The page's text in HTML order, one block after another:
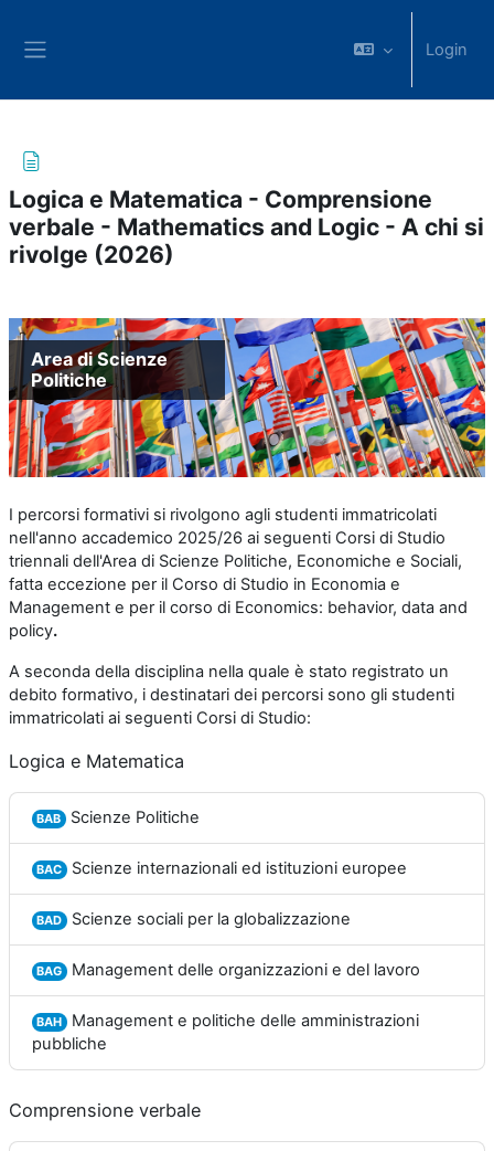
Login
Logica e Matematica - Comprensione
verbale - Mathematics and Logic - A chi si
rivolge (2026)
Area di Scienze
Politiche
I percorsi formativi si rivolgono agli studenti immatricolati
nell'anno accademico 2025/26 ai seguenti Corsi di Studio
triennali dell'Area di Scienze Politiche, Economiche e Sociali,
fatta eccezione per il Corso di Studio in Economia e
Management e per il corso di Economics: behavior, data and
policy.
A seconda della disciplina nella quale è stato registrato un
debito formativo, i destinatari dei percorsi sono gli studenti
immatricolati ai seguenti Corsi di Studio:
Logica e Matematica
BAB Scienze Politiche
BAC Scienze internazionali ed istituzioni europee
BAD Scienze sociali per la globalizzazione
BAG Management delle organizzazioni e del lavoro
BAH Management e politiche delle amministrazioni
pubbliche
Comprensione verbale